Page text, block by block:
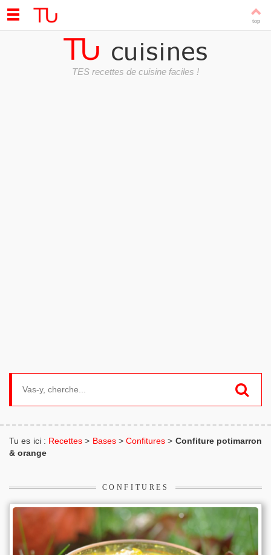
TES recettes de cuisine faciles !
Tu es ici : Recettes > Bases>Confitures > Confiture potimarron
& orange
CONFITURES